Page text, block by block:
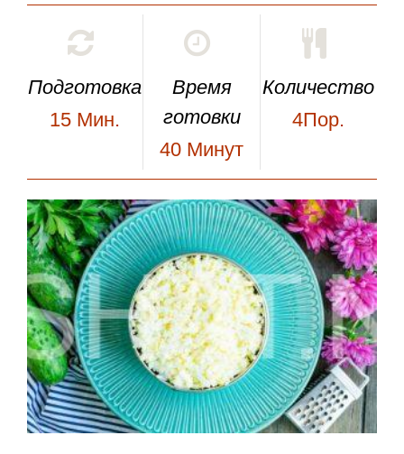
Подготовка
15 Мин.
Время
готовки
40 Минут
Количество
4Пор.